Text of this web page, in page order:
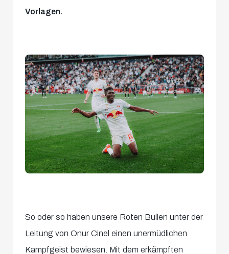
Vorlagen.
So oder so haben unsere Roten Bullen unter der
Leitung von Onur Cinel einen unermüdlichen
Kampfgeist bewiesen. Mit dem erkämpften